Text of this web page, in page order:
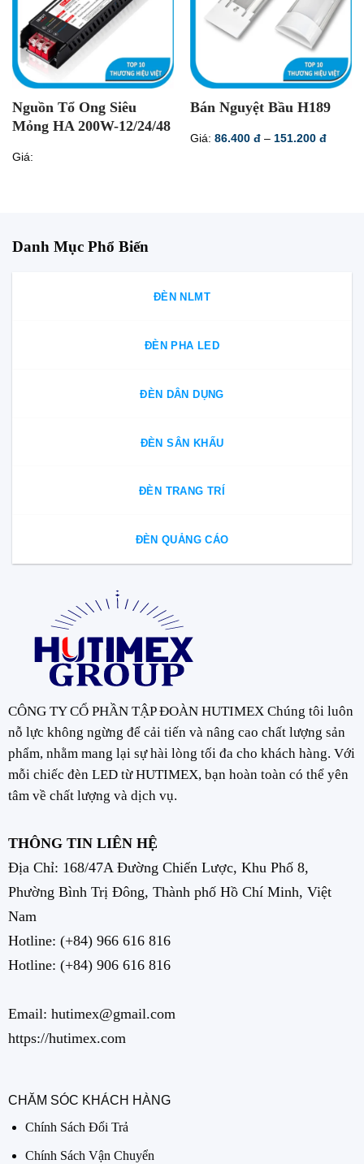
Nguồn Tổ Ong Siêu
Mỏng HA 200W-12/24/48
Giá:
Bán Nguyệt Bầu H189
Giá: 86.400 đ – 151.200 đ
Danh Mục Phổ Biến
ĐÈN NLMT
ĐÈN PHA LED
ĐÈN DÂN DỤNG
ĐÈN SÂN KHẤU
ĐÈN TRANG TRÍ
ĐÈN QUẢNG CÁO
CÔNG TY CỔ PHẦN TẬP ĐOÀN HUTIMEX Chúng tôi luôn
nỗ lực không ngừng để cải tiến và nâng cao chất lượng sản
phẩm, nhằm mang lại sự hài lòng tối đa cho khách hàng. Với
mỗi chiếc đèn LED từ HUTIMEX, bạn hoàn toàn có thể yên
tâm về chất lượng và dịch vụ.
THÔNG TIN LIÊN HỆ
Địa Chỉ: 168/47A Đường Chiến Lược, Khu Phố 8,
Phường Bình Trị Đông, Thành phố Hồ Chí Minh, Việt
Nam
Hotline: (+84) 966 616 816
Hotline: (+84) 906 616 816
Email: hutimex@gmail.com
https://hutimex.com
CHĂM SÓC KHÁCH HÀNG
Chính Sách Đổi Trả
Chính Sách Vận Chuyển